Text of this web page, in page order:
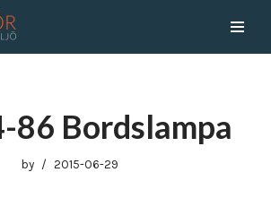
86 Bordslampa
by 2015-06-29